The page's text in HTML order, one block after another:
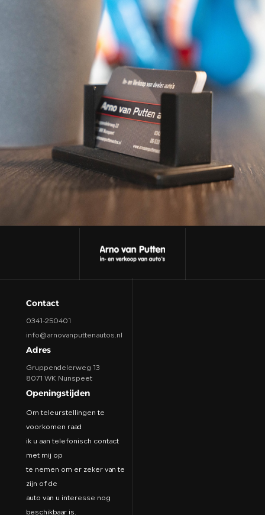
Contact
0341-250401
info@arnovanputtenautos.nl
Adres
Gruppendelerweg 13
8071 WK Nunspeet
Openingstijden
Om teleurstellingen te
voorkomen raad
ik u aan telefonisch contact
met mij op
te nemen om er zeker van te
zijn of de
auto van u interesse nog
beschikbaar is.